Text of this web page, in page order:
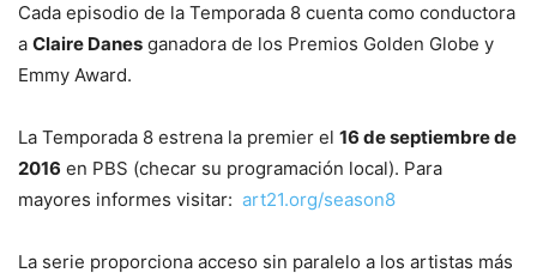
Cada episodio de la Temporada 8 cuenta como conductora
a Claire Danes ganadora de los Premios Golden Globe y
Emmy Award.
La Temporada 8 estrena la premier el 16 de septiembre de
2016 en PBS (checar su programación local). Para
mayores informes visitar: art21.org/season8
La serie proporciona acceso sin paralelo a los artistas más